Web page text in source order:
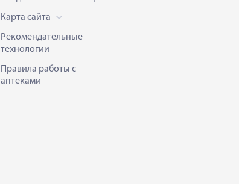
Карта сайта
Рекомендательные
технологии
Правила работы с
аптеками